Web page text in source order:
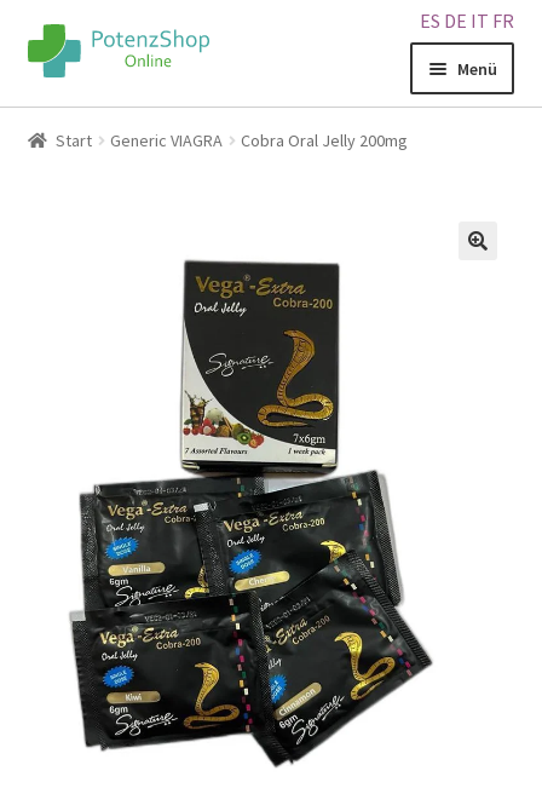
ES DE IT FR
Menü
Home
Kontakt
Start Generic VIAGRA Cobra Oral Jelly 200mg